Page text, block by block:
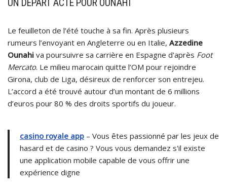
UN DÉPART ACTÉ POUR OUNAHI
Le feuilleton de l’été touche à sa fin. Après plusieurs
rumeurs l’envoyant en Angleterre ou en Italie, Azzedine
Ounahi va poursuivre sa carrière en Espagne d'après Foot
Mercato. Le milieu marocain quitte l’OM pour rejoindre
Girona, club de Liga, désireux de renforcer son entrejeu.
L’accord a été trouvé autour d’un montant de 6 millions
d’euros pour 80 % des droits sportifs du joueur.
casino royale app – Vous êtes passionné par les jeux de
hasard et de casino ? Vous vous demandez s'il existe
une application mobile capable de vous offrir une
expérience digne